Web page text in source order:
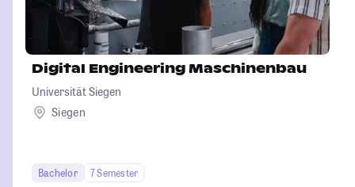
Digital Engineering Maschinenbau
Universität Siegen
Siegen
Bachelor
7 Semester